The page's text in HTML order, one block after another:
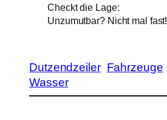
Checkt die Lage:
Unzumutbar? Nicht mal fast!
Dutzendzeiler Fahrzeuge
Wasser